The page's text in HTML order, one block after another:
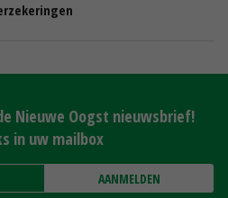
Nieuwe Oogst nieuwsbrief!
in uw mailbox
AANMELDEN